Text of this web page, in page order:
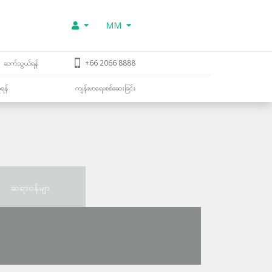
MM
ဆက်သွယ်ရန် +66 2066 8888
န် ကျန်းမာရေးစစ်ဆေးခြင်း
ဆရာဝန်မျာ